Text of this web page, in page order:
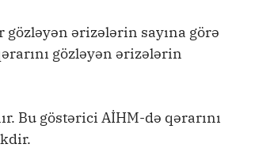
ərizələrin sayına görə
gözləyən ərizələrin
Bu göstərici AİHM-də qərarını